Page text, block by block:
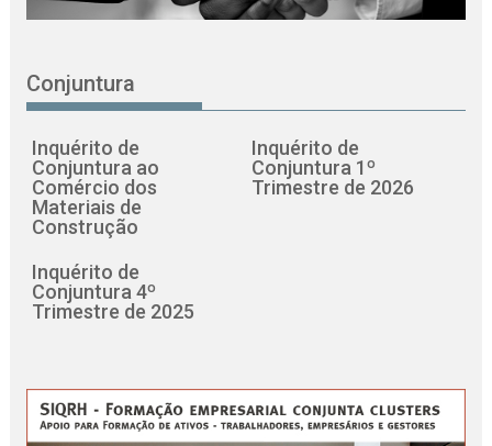
Conjuntura
Inquérito de
Conjuntura ao
Comércio dos
Materiais de
Construção
Inquérito de
Conjuntura 1º
Trimestre de 2026
Inquérito de
Conjuntura 4º
Trimestre de 2025